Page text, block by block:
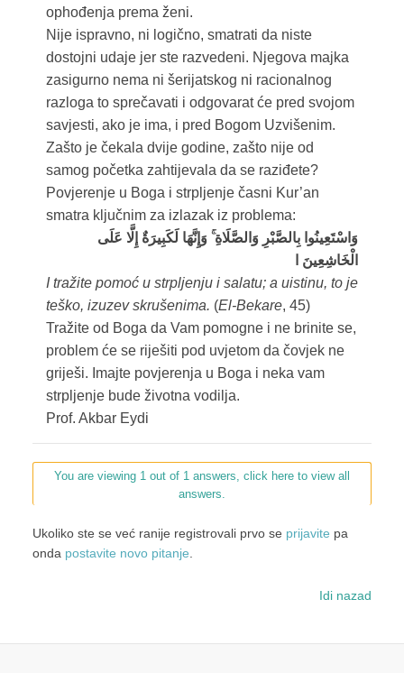
ophođenja prema ženi.
Nije ispravno, ni logično, smatrati da niste
dostojni udaje jer ste razvedeni. Njegova majka
zasigurno nema ni šerijatskog ni racionalnog
razloga to sprečavati i odgovarat će pred svojom
savjesti, ako je ima, i pred Bogom Uzvišenim.
Zašto je čekala dvije godine, zašto nije od
samog početka zahtijevala da se raziđete?
Povjerenje u Boga i strpljenje časni Kur’an
smatra ključnim za izlazak iz problema:
وَاسْتَعِينُوا بِالصَّبْرِ وَالصَّلَاةِ ۚ وَإِنَّهَا لَكَبِيرَةٌ إِلَّا عَلَى
الْخَاشِعِينَ ا
I tražite pomoć u strpljenju i salatu; a uistinu, to je
teško, izuzev skrušenima. (El-Bekare, 45)
Tražite od Boga da Vam pomogne i ne brinite se,
problem će se riješiti pod uvjetom da čovjek ne
griješi. Imajte povjerenja u Boga i neka vam
strpljenje bude životna vodilja.
Prof. Akbar Eydi
You are viewing 1 out of 1 answers, click here to view all
answers.
Ukoliko ste se već ranije registrovali prvo se prijavite pa
onda postavite novo pitanje.
Idi nazad